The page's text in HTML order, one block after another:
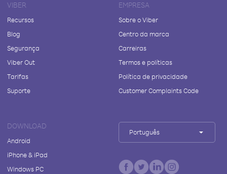
VIBER
Recursos
Blog
Segurança
Viber Out
Tarifas
Suporte
EMPRESA
Sobre o Viber
Centro da marca
Carreiras
Termos e políticas
Política de privacidade
Customer Complaints Code
DOWNLOAD
Android
iPhone & iPad
Windows PC
Português